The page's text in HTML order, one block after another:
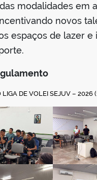
modalidades em
novos
espaços de lazer e
DE VOLEI SEJUV – 2026